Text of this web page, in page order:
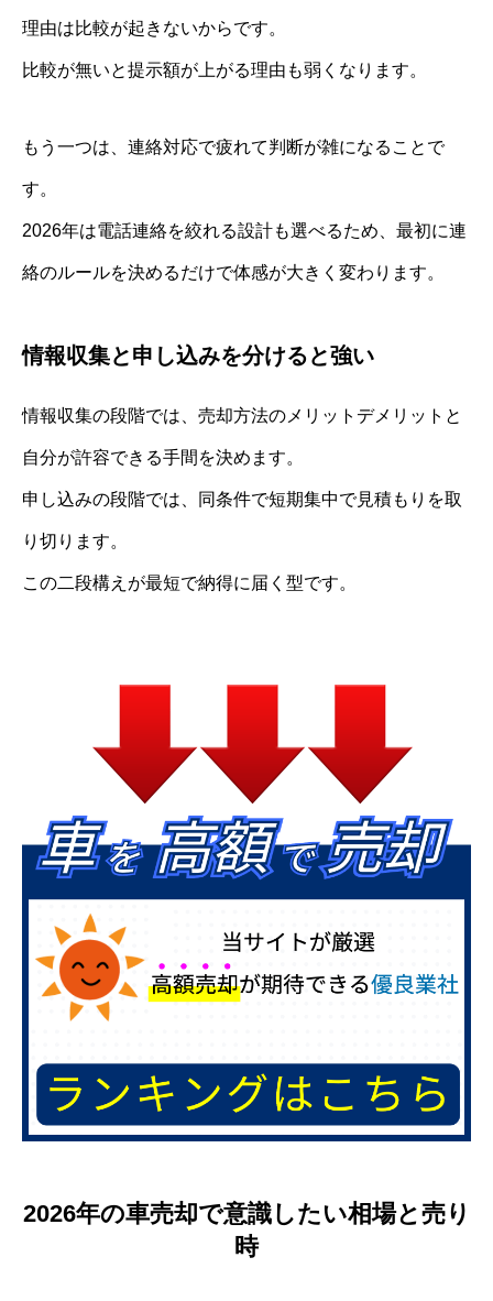
理由は比較が起きないからです。
比較が無いと提示額が上がる理由も弱くなります。
もう一つは、連絡対応で疲れて判断が雑になることで
す。
2026年は電話連絡を絞れる設計も選べるため、最初に連
絡のルールを決めるだけで体感が大きく変わります。
情報収集と申し込みを分けると強い
情報収集の段階では、売却方法のメリットデメリットと
自分が許容できる手間を決めます。
申し込みの段階では、同条件で短期集中で見積もりを取
り切ります。
この二段構えが最短で納得に届く型です。
2026年の車売却で意識したい相場と売り
時